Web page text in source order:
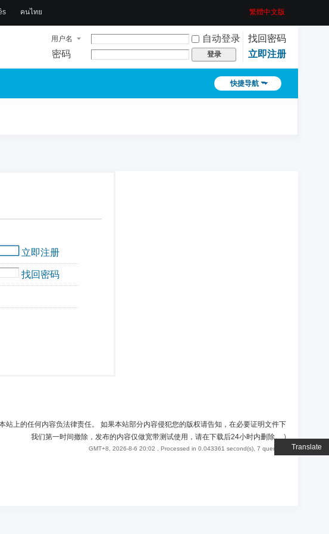
Translate
คนไทย 繁體中文版
用户名 自动登录
找回密码
密码
登录 立即注册
快捷导航
立即注册
找回密码
上的任何内容负法律责任。 如果本站部分内容侵犯您的版权请告知，在必要证明文件下
我们第一时间撤除，发布的内容仅做宽带测试使用，请在下载后24小时内删除。)
GMT+8, 2026-8-6 20:02 , Processed in 0.043361 second(s), 7 queries .